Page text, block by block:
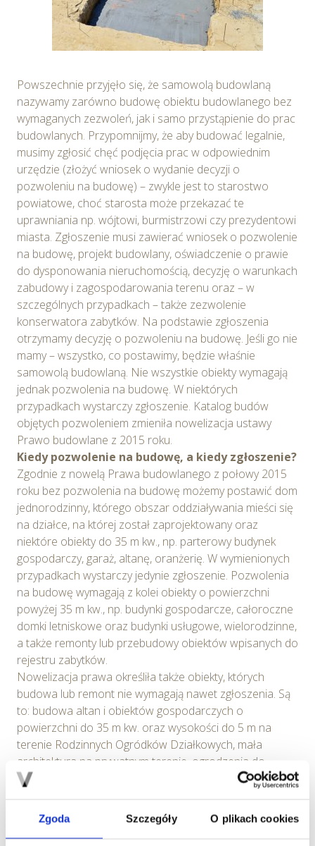
Zgoda Szczegóły O plikach cookies
Powszechnie przyjęło się, że samowolą budowlaną
nazywamy zarówno budowę obiektu budowlanego bez
wymaganych zezwoleń, jak i samo przystąpienie do prac
budowlanych. Przypomnijmy, że aby budować legalnie,
musimy zgłosić chęć podjęcia prac w odpowiednim
urzędzie (złożyć wniosek o wydanie decyzji o
pozwoleniu na budowę) – zwykle jest to starostwo
powiatowe, choć starosta może przekazać te
uprawniania np. wójtowi, burmistrzowi czy prezydentowi
miasta. Zgłoszenie musi zawierać wniosek o pozwolenie
na budowę, projekt budowlany, oświadczenie o prawie
do dysponowania nieruchomością, decyzję o warunkach
zabudowy i zagospodarowania terenu oraz – w
szczególnych przypadkach – także zezwolenie
konserwatora zabytków. Na podstawie zgłoszenia
otrzymamy decyzję o pozwoleniu na budowę. Jeśli go nie
mamy – wszystko, co postawimy, będzie właśnie
samowolą budowlaną. Nie wszystkie obiekty wymagają
jednak pozwolenia na budowę. W niektórych
przypadkach wystarczy zgłoszenie. Katalog budów
objętych pozwoleniem zmieniła nowelizacja ustawy
Prawo budowlane z 2015 roku.
Kiedy pozwolenie na budowę, a kiedy zgłoszenie?
Zgodnie z nowelą Prawa budowlanego z połowy 2015
roku bez pozwolenia na budowę możemy postawić dom
jednorodzinny, którego obszar oddziaływania mieści się
na działce, na której został zaprojektowany oraz
niektóre obiekty do 35 m kw., np. parterowy budynek
gospodarczy, garaż, altanę, oranżerię. W wymienionych
przypadkach wystarczy jedynie zgłoszenie. Pozwolenia
na budowę wymagają z kolei obiekty o powierzchni
powyżej 35 m kw., np. budynki gospodarcze, całoroczne
domki letniskowe oraz budynki usługowe, wielorodzinne,
a także remonty lub przebudowy obiektów wpisanych do
rejestru zabytków.
Nowelizacja prawa określiła także obiekty, których
budowa lub remont nie wymagają nawet zgłoszenia. Są
to: budowa altan i obiektów gospodarczych o
powierzchni do 35 m kw. oraz wysokości do 5 m na
terenie Rodzinnych Ogródków Działkowych, mała
architektura na prywatnym terenie, ogrodzenia do
wysokości 2,2 m oraz docieplenie budynków do
Samowola budowlana – garaż czy nadbudówka
też mogą być samowolą